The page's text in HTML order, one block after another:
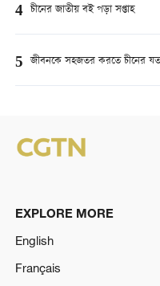
4 চীনের জাতীয় বই পড়া সপ্তাহ
5 জীবনকে সহজতর করতে চীনের
EXPLORE MORE
English
Français